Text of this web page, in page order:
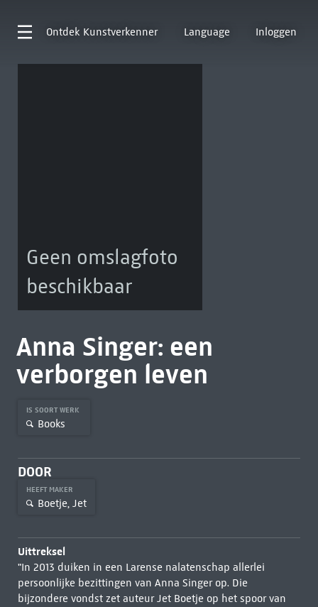
Ontdek Kunstverkenner Language Inloggen
Geen omslagfoto
beschikbaar
Anna Singer: een
verborgen leven
IS SOORT WERK
Books
DOOR
HEEFT MAKER
Boetje, Jet
Uittreksel
"In 2013 duiken in een Larense nalatenschap allerlei
persoonlijke bezittingen van Anna Singer op. Die
bijzondere vondst zet auteur Jet Boetje op het spoor van